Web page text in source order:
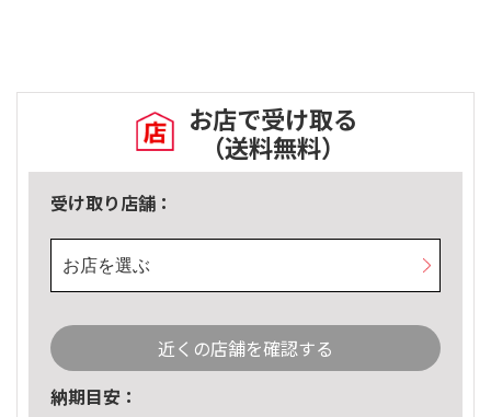
お店で受け取る
（送料無料）
受け取り店舗：
お店を選ぶ
近くの店舗を確認する
納期目安：